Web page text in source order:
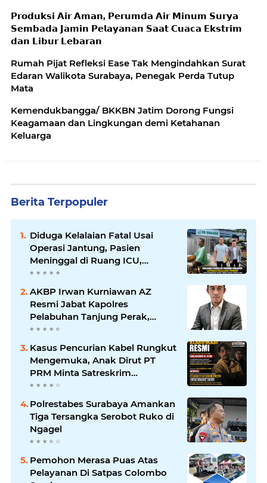
𝗣𝗿𝗼𝗱𝘂𝗸𝘀𝗶 𝗔𝗶𝗿 𝗔𝗺𝗮𝗻, 𝗣𝗲𝗿𝘂𝗺𝗱𝗮 𝗔𝗶𝗿 𝗠𝗶𝗻𝘂𝗺 𝗦𝘂𝗿𝘆𝗮
𝗦𝗲𝗺𝗯𝗮𝗱𝗮 𝗝𝗮𝗺𝗶𝗻 𝗣𝗲𝗹𝗮𝘆𝗮𝗻𝗮𝗻 𝗦𝗮𝗮𝘁 𝗖𝘂𝗮𝗰𝗮 𝗘𝗸𝘀𝘁𝗿𝗶𝗺
𝗱𝗮𝗻 𝗟𝗶𝗯𝘂𝗿 𝗟𝗲𝗯𝗮𝗿𝗮𝗻
Rumah Pijat Refleksi Ease Tak Mengindahkan Surat
Edaran Walikota Surabaya, Penegak Perda Tutup
Mata
Kemendukbangga/ BKKBN Jatim Dorong Fungsi
Keagamaan dan Lingkungan demi Ketahanan
Keluarga
Berita Terpopuler
Diduga Kelalaian Fatal Usai
Operasi Jantung, Pasien
Meninggal di Ruang ICU,
Keluarga Tuntut RSUD dr.
Jawab
AKBP Irwan Kurniawan AZ
Resmi Jabat Kapolres
Pelabuhan Tanjung Perak,
Pimpinan Redaksi
Sampaikan Ucapan Selamat
Kasus Pencurian Kabel Rungkut
Mengemuka, Anak Dirut PT
PRM Minta Satreskrim
Polrestabes Surabaya Usut
Polrestabes Surabaya Amankan
Tiga Tersangka Serobot Ruko di
Ngagel
Pemohon Merasa Puas Atas
Pelayanan Di Satpas Colombo